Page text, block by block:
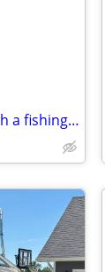
Catch walleye out of a pontoon with a fishing guide